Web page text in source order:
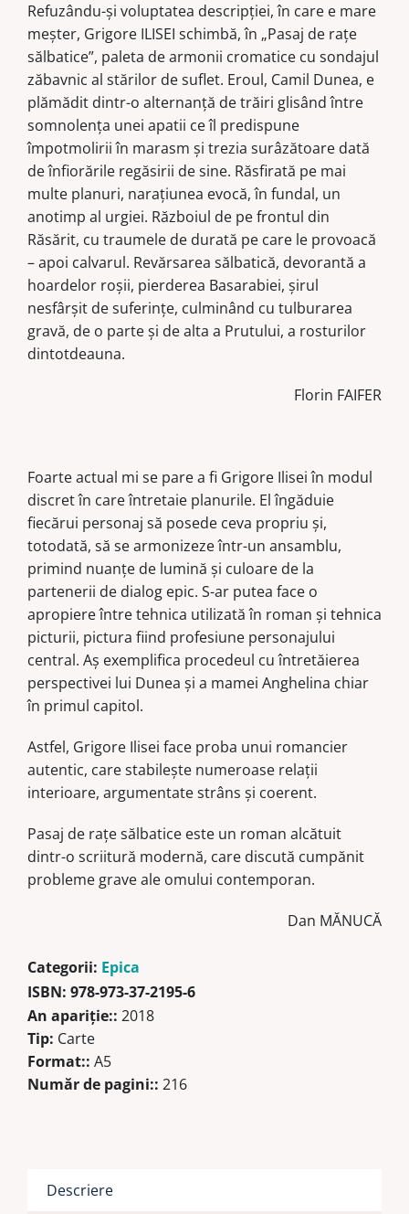
Vol.
1
-
Pasaj
de
rațe
sălbatice
Refuzându-şi voluptatea descripţiei, în care e mare
meşter, Grigore ILISEI schimbă, în „Pasaj de raţe
sălbatice”, paleta de armonii cromatice cu sondajul
zăbavnic al stărilor de suflet. Eroul, Camil Dunea, e
plămădit dintr-o alternanţă de trăiri glisând între
somnolenţa unei apatii ce îl predispune
împotmolirii în marasm şi trezia surâzătoare dată
de înfiorările regăsirii de sine. Răsfirată pe mai
multe planuri, naraţiunea evocă, în fundal, un
anotimp al urgiei. Războiul de pe frontul din
Răsărit, cu traumele de durată pe care le provoacă
– apoi calvarul. Revărsarea sălbatică, devorantă a
hoardelor roşii, pierderea Basarabiei, şirul
nesfârşit de suferinţe, culminând cu tulburarea
gravă, de o parte şi de alta a Prutului, a rosturilor
dintotdeauna.
Florin FAIFER
Foarte actual mi se pare a fi Grigore Ilisei în modul
discret în care întretaie planurile. El îngăduie
fiecărui personaj să posede ceva propriu şi,
totodată, să se armonizeze într-un ansamblu,
primind nuanţe de lumină şi culoare de la
partenerii de dialog epic. S-ar putea face o
apropiere între tehnica utilizată în roman şi tehnica
picturii, pictura fiind profesiune personajului
central. Aş exemplifica procedeul cu întretăierea
perspectivei lui Dunea şi a mamei Anghelina chiar
în primul capitol.
Astfel, Grigore Ilisei face proba unui romancier
autentic, care stabileşte numeroase relaţii
interioare, argumentate strâns şi coerent.
Pasaj de raţe sălbatice este un roman alcătuit
dintr-o scriitură modernă, care discută cumpănit
probleme grave ale omului contemporan.
Dan MĂNUCĂ
Categorii: Epica
ISBN: 978-973-37-2195-6
An apariţie:: 2018
Tip: Carte
Format:: A5
Număr de pagini:: 216
Descriere